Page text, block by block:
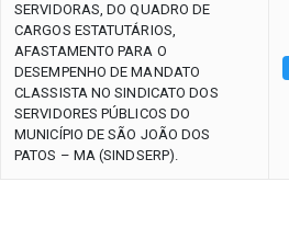
SERVIDORAS, DO QUADRO DE
CARGOS ESTATUTÁRIOS,
AFASTAMENTO PARA O
DESEMPENHO DE MANDATO
CLASSISTA NO SINDICATO DOS
SERVIDORES PÚBLICOS DO
MUNICÍPIO DE SÃO JOÃO DOS
PATOS – MA (SINDSERP).